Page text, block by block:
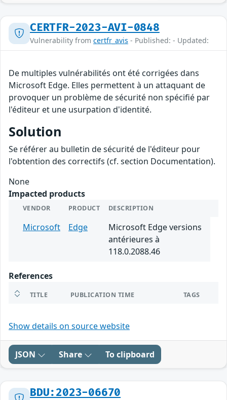
CERTFR-2023-AVI-0848
Vulnerability from certfr_avis - Published: - Updated:
De multiples vulnérabilités ont été corrigées dans
Microsoft Edge. Elles permettent à un attaquant de
provoquer un problème de sécurité non spécifié par
l'éditeur et une usurpation d'identité.
Solution
Se référer au bulletin de sécurité de l'éditeur pour
l'obtention des correctifs (cf. section Documentation).
None
Impacted products
VENDOR PRODUCT DESCRIPTION
Microsoft Edge
Microsoft Edge versions
antérieures à
118.0.2088.46
References
TITLE PUBLICATION TIME TAGS
Show details on source website
JSON Share To clipboard
BDU:2023-06670